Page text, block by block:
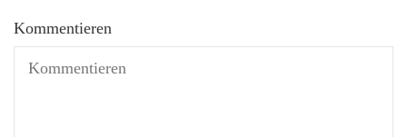
Kommentieren